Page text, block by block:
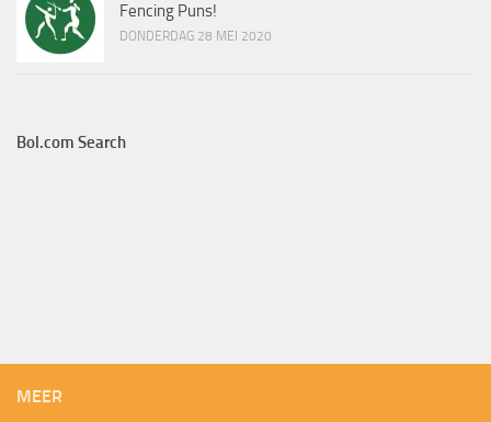
Fencing Puns!
DONDERDAG 28 MEI 2020
Bol.com Search
MEER